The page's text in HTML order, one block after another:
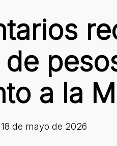
de
a la
18 de mayo de 2026